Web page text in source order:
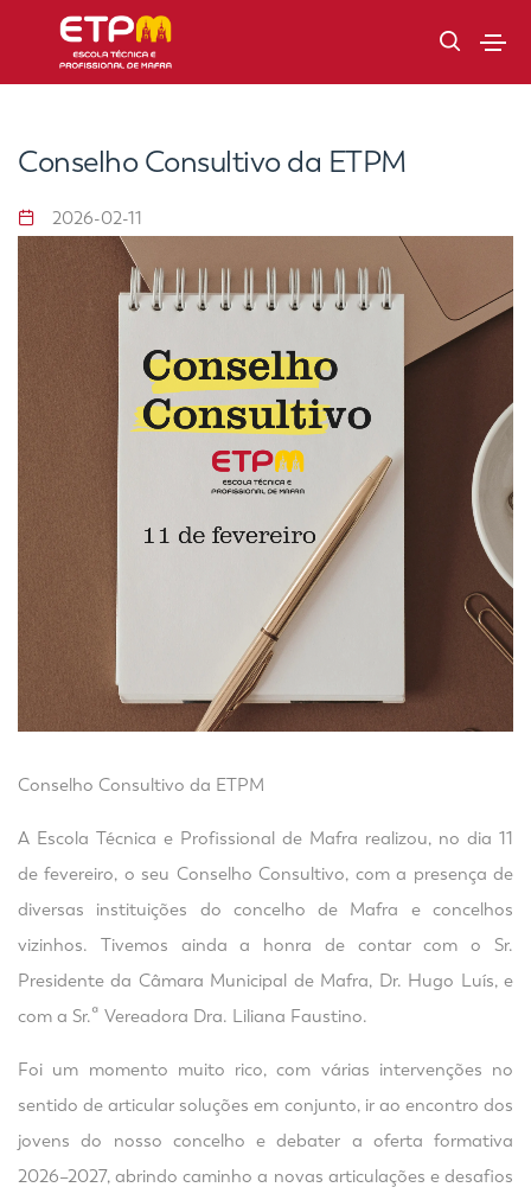
Conselho Consultivo da ETPM
2026-02-11
Conselho Consultivo da ETPM
A Escola Técnica e Profissional de Mafra realizou, no dia 11
de fevereiro, o seu Conselho Consultivo, com a presença de
diversas instituições do concelho de Mafra e concelhos
vizinhos. Tivemos ainda a honra de contar com o Sr.
Presidente da Câmara Municipal de Mafra, Dr. Hugo Luís, e
com a Sr.ª Vereadora Dra. Liliana Faustino.
Foi um momento muito rico, com várias intervenções no
sentido de articular soluções em conjunto, ir ao encontro dos
jovens do nosso concelho e debater a oferta formativa
2026–2027, abrindo caminho a novas articulações e desafios